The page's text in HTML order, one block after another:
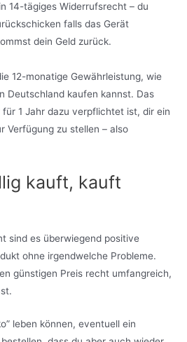
14-tägiges Widerrufsrecht – du
falls das Gerät
dein Geld zurück.
12-monatige Gewährleistung, wie
Deutschland kaufen kannst. Das
1 Jahr dazu verpflichtet ist, dir ein
Verfügung zu stellen – also
kauft, kauft
sind es überwiegend positive
ohne irgendwelche Probleme.
günstigen Preis recht umfangreich,
leben können, eventuell ein